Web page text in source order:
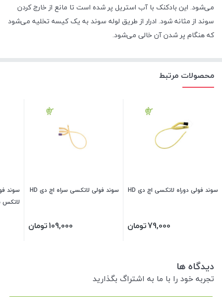
می‌شود. این بادکنک با آب استریل پر شده است تا مانع از خارج کردن
سوند از مثانه شود. ادرار از طریق لوله سوند به یک کیسه تخلیه می‌شود
که هنگام پر شدن آن خالی می‌شود.
محصولات مرتبط
سوند فولی دوراه لاتکسی اچ دی HD
79,000تومان
سوند فولی لاتکسی سراه اچ دی HD
109,000تومان
سوند
لاتکس
دیدگاه ها
تجربه خود را با ما به اشتراگ بگذارید